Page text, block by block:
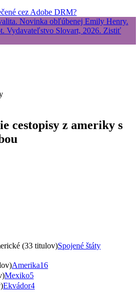
cez Adobe DRM?
cestopisy z ameriky s
(33 titulov)Spojené štáty
Amerika16
Mexiko5
Ekvádor4